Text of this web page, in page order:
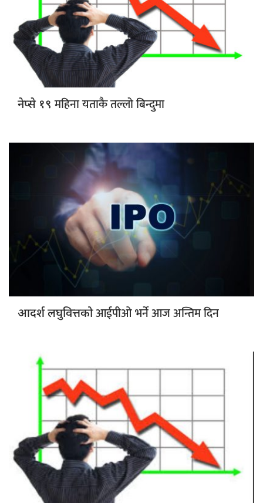
नेप्से १९महिना यताकै तल्लो बिन्दुमा
आदर्श लघुवित्तकोआईपीओ भर्ने आज अन्तिम दिन